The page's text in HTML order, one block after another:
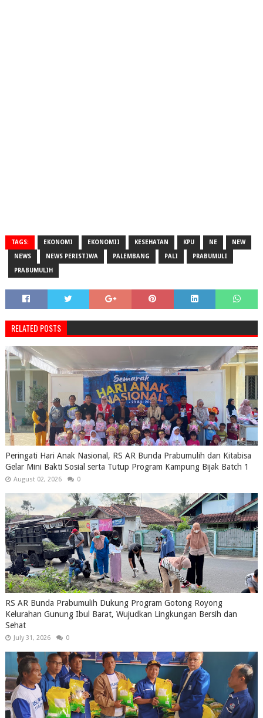
TAGS: EKONOMI EKONOMII KESEHATAN KPU NE NEW
NEWS NEWS PERISTIWA PALEMBANG PALI PRABUMULI
PRABUMULIH
RELATED POSTS
Peringati Hari Anak Nasional, RS AR Bunda Prabumulih dan Kitabisa
Gelar Mini Bakti Sosial serta Tutup Program Kampung Bijak Batch 1
August 02, 2026 0
RS AR Bunda Prabumulih Dukung Program Gotong Royong
Kelurahan Gunung Ibul Barat, Wujudkan Lingkungan Bersih dan
Sehat
July 31, 2026 0